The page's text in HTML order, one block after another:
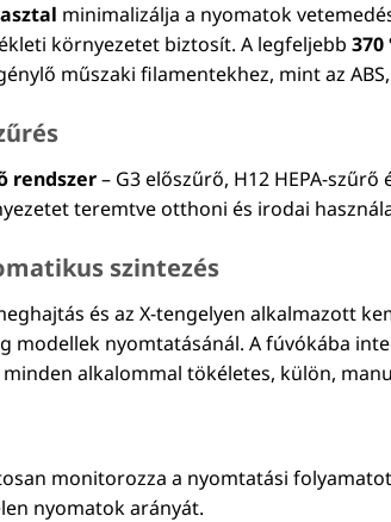
minimalizálja a nyomatok
környezetet biztosít. A legfeljebb
műszaki filamentekhez, mint az
rendszer– G3 előszűrő, H12 HEPA-
teremtve otthoni és irodai
szintezés
és az X-tengelyen alkalmazott
modellek nyomtatásánál. A fúvókába
minden alkalommal tökéletes, külön,
monitorozza a nyomtatási
nyomatok arányát.